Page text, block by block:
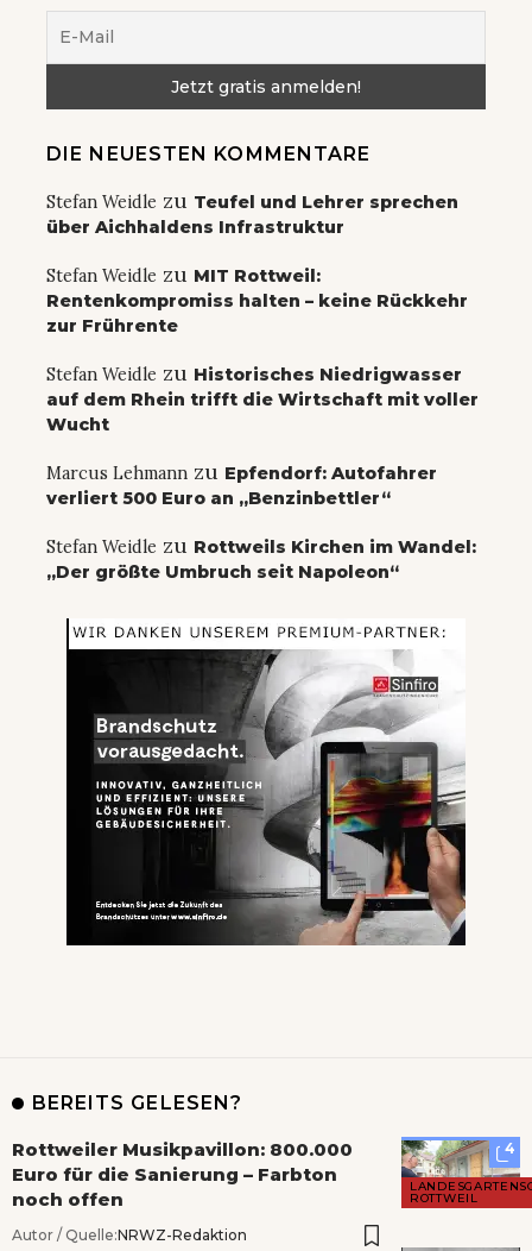
DIE NEUESTEN KOMMENTARE
Stefan Weidle zu Teufel und Lehrer sprechen
über Aichhaldens Infrastruktur
Stefan Weidle zu MIT Rottweil:
Rentenkompromiss halten – keine Rückkehr
zur Frührente
Stefan Weidle zu Historisches Niedrigwasser
auf dem Rhein trifft die Wirtschaft mit voller
Wucht
Marcus Lehmann zu Epfendorf: Autofahrer
verliert 500 Euro an „Benzinbettler“
Stefan Weidle zu Rottweils Kirchen im Wandel:
„Der größte Umbruch seit Napoleon“
BEREITS GELESEN?
4
ROTTWEIL
Rottweiler Musikpavillon: 800.000
Euro für die Sanierung – Farbton
noch offen
Autor / Quelle:NRWZ-Redaktion